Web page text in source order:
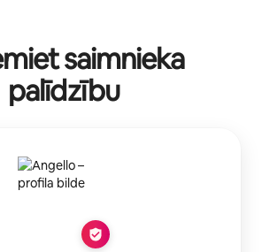
saimnieka
palīdzību